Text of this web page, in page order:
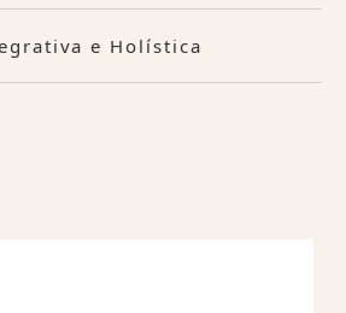
e Holística